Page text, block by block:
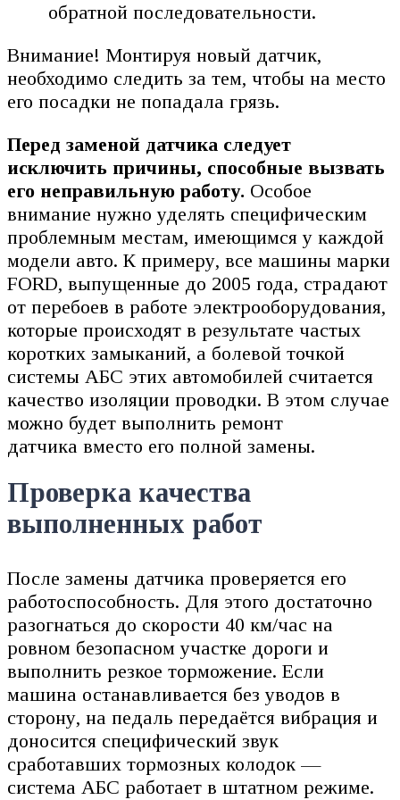
обратной последовательности.
Внимание! Монтируя новый датчик,
необходимо следить за тем, чтобы на место
его посадки не попадала грязь.
Перед заменой датчика следует
исключить причины, способные вызвать
его неправильную работу. Особое
внимание нужно уделять специфическим
проблемным местам, имеющимся у каждой
модели авто. К примеру, все машины марки
FORD, выпущенные до 2005 года, страдают
от перебоев в работе электрооборудования,
которые происходят в результате частых
коротких замыканий, а болевой точкой
системы АБС этих автомобилей считается
качество изоляции проводки. В этом случае
можно будет выполнить ремонт
датчика вместо его полной замены.
Проверка качества
выполненных работ
После замены датчика проверяется его
работоспособность. Для этого достаточно
разогнаться до скорости 40 км/час на
ровном безопасном участке дороги и
выполнить резкое торможение. Если
машина останавливается без уводов в
сторону, на педаль передаётся вибрация и
доносится специфический звук
сработавших тормозных колодок —
система АБС работает в штатном режиме.